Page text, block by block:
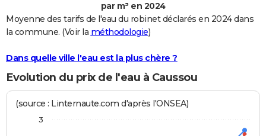
FORUM
Bricolage
Lifestyle
Culture
Sport
Auto
Television
Voyage
Cinema
par m³ en 2024
Moyenne des tarifs de l'eau du robinet déclarés en 2024 dans
la commune. (Voir la méthodologie)
Dans quelle ville l'eau est la plus chère ?
Evolution du prix de l'eau à Caussou
(source : Linternaute.com d'après l'ONSEA)
3